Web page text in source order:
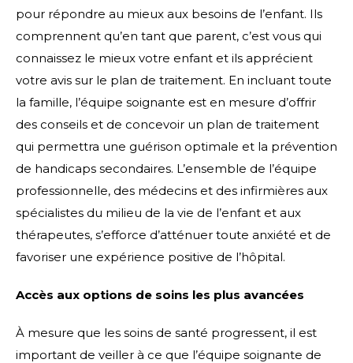
pour répondre au mieux aux besoins de l’enfant. Ils
comprennent qu’en tant que parent, c’est vous qui
connaissez le mieux votre enfant et ils apprécient
votre avis sur le plan de traitement. En incluant toute
la famille, l’équipe soignante est en mesure d’offrir
des conseils et de concevoir un plan de traitement
qui permettra une guérison optimale et la prévention
de handicaps secondaires. L’ensemble de l’équipe
professionnelle, des médecins et des infirmières aux
spécialistes du milieu de la vie de l’enfant et aux
thérapeutes, s’efforce d’atténuer toute anxiété et de
favoriser une expérience positive de l’hôpital.
Accès aux options de soins les plus avancées
À mesure que les soins de santé progressent, il est
important de veiller à ce que l’équipe soignante de